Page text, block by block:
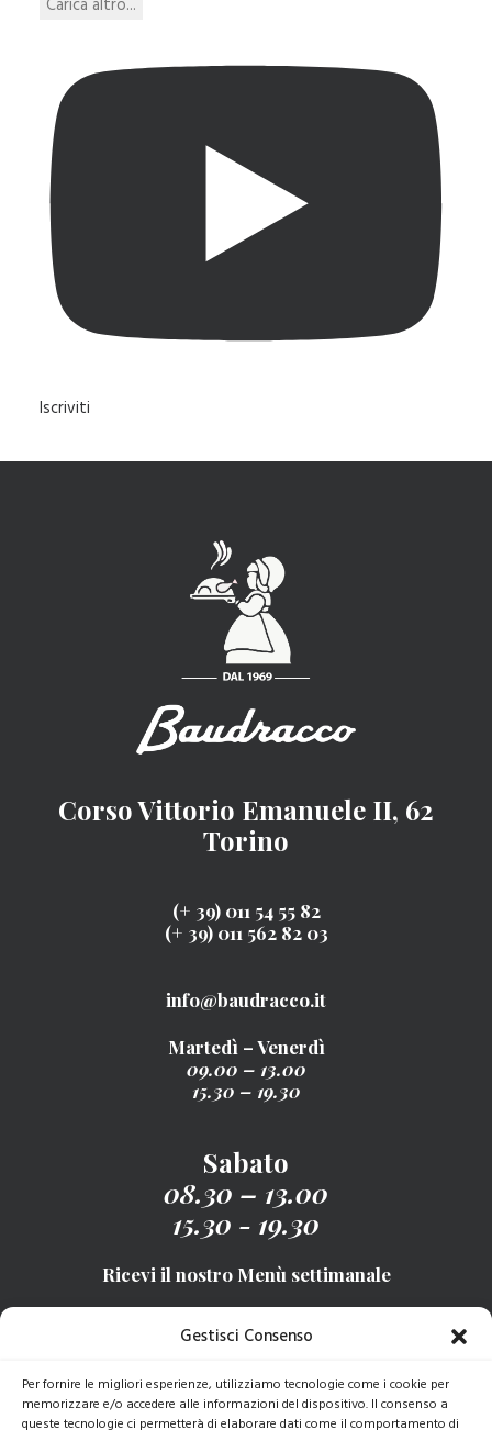
Gestisci Consenso
Per fornire le migliori esperienze, utilizziamo tecnologie come i cookie per
memorizzare e/o accedere alle informazioni del dispositivo. Il consenso a
queste tecnologie ci permetterà di elaborare dati come il comportamento di
Carica altro...
Iscriviti
Corso Vittorio Emanuele II, 62
Torino
(+ 39) 011 54 55 82
(+ 39) 011 562 82 03
info@baudracco.it
Martedì – Venerdì
09.00 – 13.00
15.30 – 19.30
Sabato
08.30 – 13.00
15.30 - 19.30
Ricevi il nostro Menù settimanale